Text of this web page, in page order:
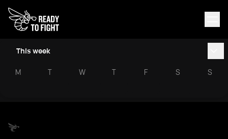
This week
M T W T F S S